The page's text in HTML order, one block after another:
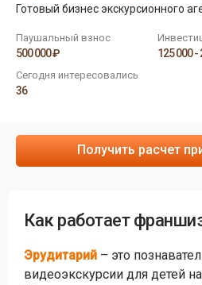
Готовый бизнес экскурсионного
Паушальный взнос
500 000 ₽ 125 000 -
Сегодня интересовались
36
Получить расчет
Как работает
Эрудитарий – это
видеоэкскурсии для детей